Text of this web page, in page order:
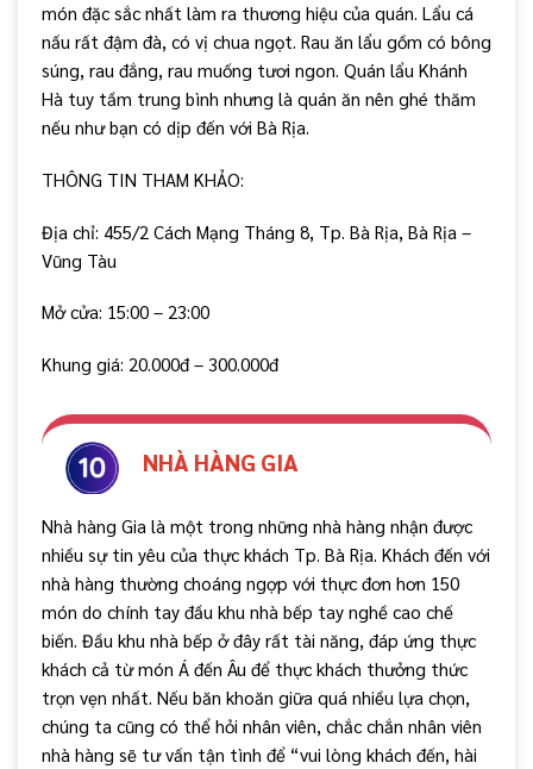
món đặc sắc nhất làm ra thương hiệu của quán. Lẩu cá
nấu rất đậm đà, có vị chua ngọt. Rau ăn lẩu gồm có bông
súng, rau đắng, rau muống tươi ngon. Quán lẩu Khánh
Hà tuy tầm trung bình nhưng là quán ăn nên ghé thăm
nếu như bạn có dịp đến với Bà Rịa.
THÔNG TIN THAM KHẢO:
Địa chỉ: 455/2 Cách Mạng Tháng 8, Tp. Bà Rịa, Bà Rịa –
Vũng Tàu
Mở cửa: 15:00 – 23:00
Khung giá: 20.000đ – 300.000đ
NHÀ HÀNG GIA
Nhà hàng Gia là một trong những nhà hàng nhận được
nhiều sự tin yêu của thực khách Tp. Bà Rịa. Khách đến với
nhà hàng thường choáng ngợp với thực đơn hơn 150
món do chính tay đầu khu nhà bếp tay nghề cao chế
biến. Đầu khu nhà bếp ở đây rất tài năng, đáp ứng thực
khách cả từ món Á đến Âu để thực khách thưởng thức
trọn vẹn nhất. Nếu băn khoăn giữa quá nhiều lựa chọn,
chúng ta cũng có thể hỏi nhân viên, chắc chắn nhân viên
nhà hàng sẽ tư vấn tận tình để “vui lòng khách đến, hài